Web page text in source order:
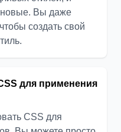
новые. Вы даже
создать свой
для применения
CSS для